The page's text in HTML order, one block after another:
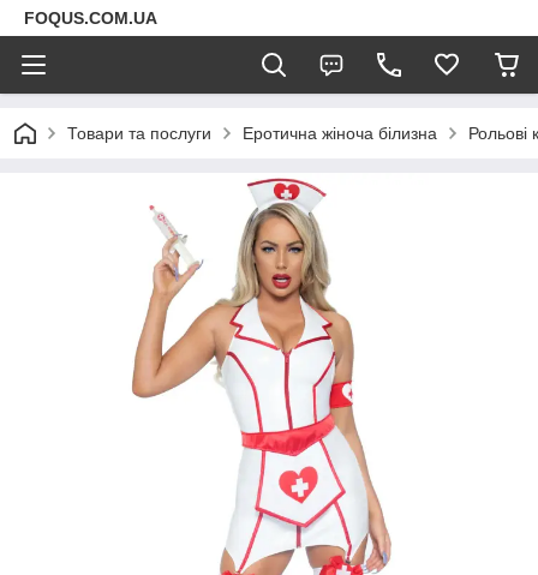
FOQUS.COM.UA
Товари та послуги Еротична жіноча білизна Рольові